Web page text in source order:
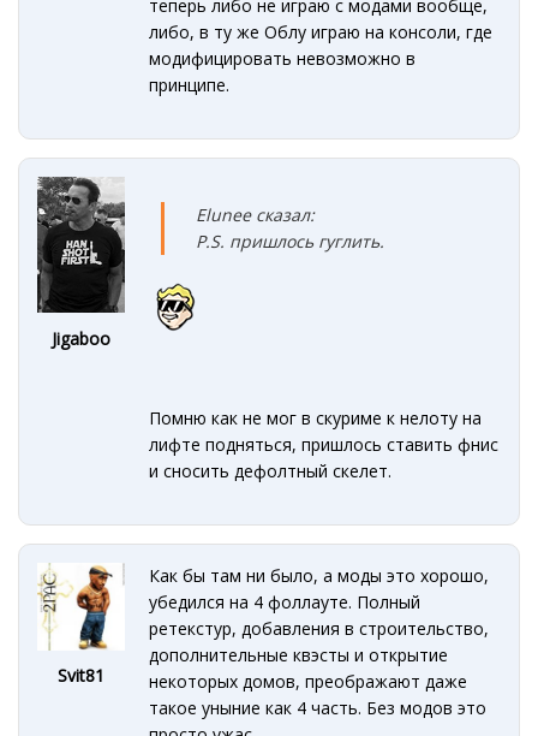
теперь либо не играю с модами вообще,
либо, в ту же Облу играю на консоли, где
модифицировать невозможно в
принципе.
Jigaboo
Elunee сказал:
P.S. пришлось гуглить.
Помню как не мог в скуриме к нелоту на
лифте подняться, пришлось ставить фнис
и сносить дефолтный скелет.
Svit81
Как бы там ни было, а моды это хорошо,
убедился на 4 фоллауте. Полный
ретекстур, добавления в строительство,
дополнительные квэсты и открытие
некоторых домов, преображают даже
такое уныние как 4 часть. Без модов это